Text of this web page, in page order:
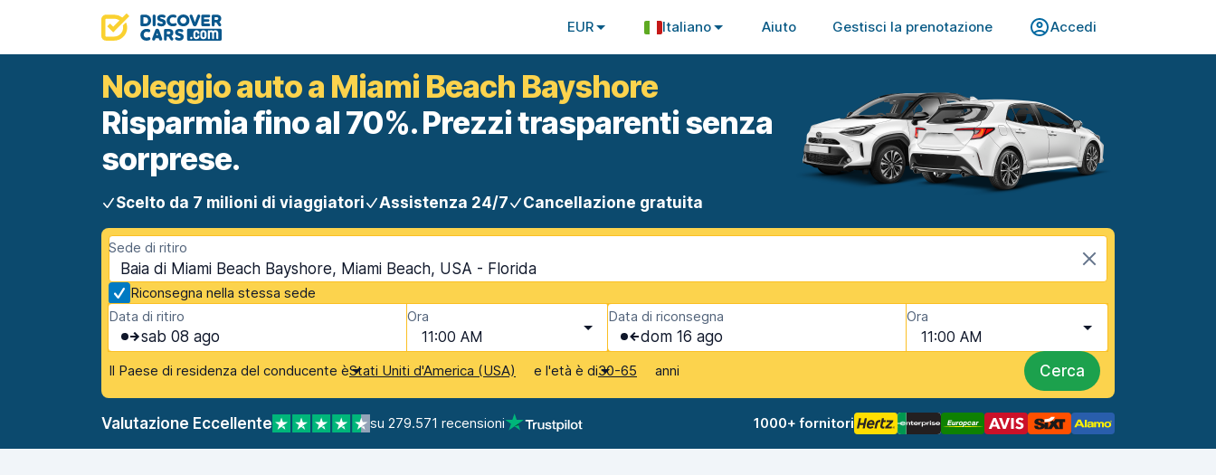
EUR Italiano Aiuto Gestisci la prenotazione Accedi
Noleggio auto a Miami Beach Bayshore
Risparmia fino al 70%. Prezzi trasparenti senza
sorprese.
Scelto da 7 milioni di viaggiatori Assistenza 24/7 Cancellazione gratuita
Sede di ritiro
Baia di Miami Beach Bayshore, Miami Beach, USA - Florida
Riconsegna nella stessa sede
Data di ritiro
sab 08 ago
Ora
11:00 AM
Data di riconsegna
dom 16 ago
Ora
11:00 AM
Il Paese di residenza del conducente èStati Uniti d'America (USA) e l'età è di30-65 anni Cerca
Valutazione Eccellente su 279.571 recensioni 1000+ fornitori